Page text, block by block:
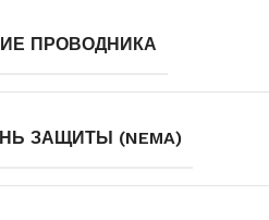
ПРОВОДНИКА
ЗАЩИТЫ (NEMA)